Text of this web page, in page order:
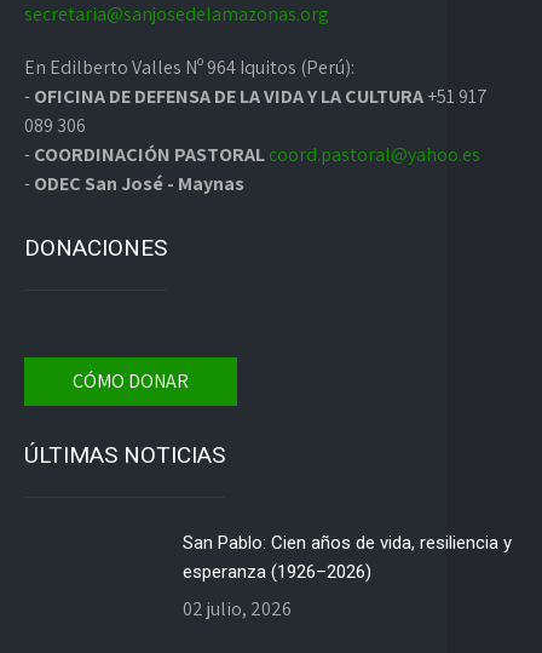
secretaria@sanjosedelamazonas.org
En Edilberto Valles Nº 964 Iquitos (Perú):
-OFICINA DE DEFENSA DE LA VIDA Y LA CULTURA+51 917
089 306
-COORDINACIÓN PASTORALcoord.pastoral@yahoo.es
-ODEC San José - Maynas
DONACIONES
CÓMO DONAR
ÚLTIMAS NOTICIAS
San Pablo: Cien años de vida, resiliencia y
esperanza (1926–2026)
02 julio, 2026